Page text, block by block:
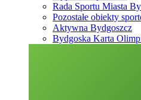
Rada Sportu Miasta
Pozostałe obiekty
Aktywna Bydgoszcz
Bydgoska Karta